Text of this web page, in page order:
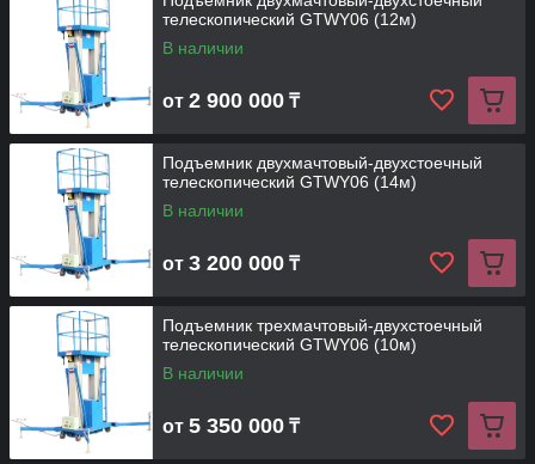
телескопический GTWY06 (12м)
В наличии
от 2 900 000 ₸
Подъемник двухмачтовый-двухстоечный
телескопический GTWY06 (14м)
В наличии
от 3 200 000 ₸
Подъемник трехмачтовый-двухстоечный
телескопический GTWY06 (10м)
В наличии
от 5 350 000 ₸